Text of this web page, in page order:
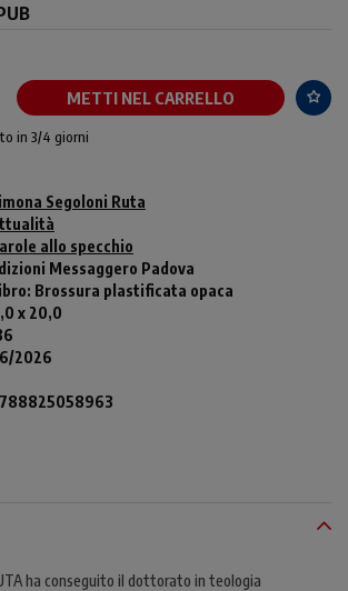
METTI NEL CARRELLO
in 3/4 giorni
Segoloni Ruta
allo specchio
Messaggero Padova
Brossura plastificata opaca
x 20,0
2026
ha conseguito il dottorato in teologia